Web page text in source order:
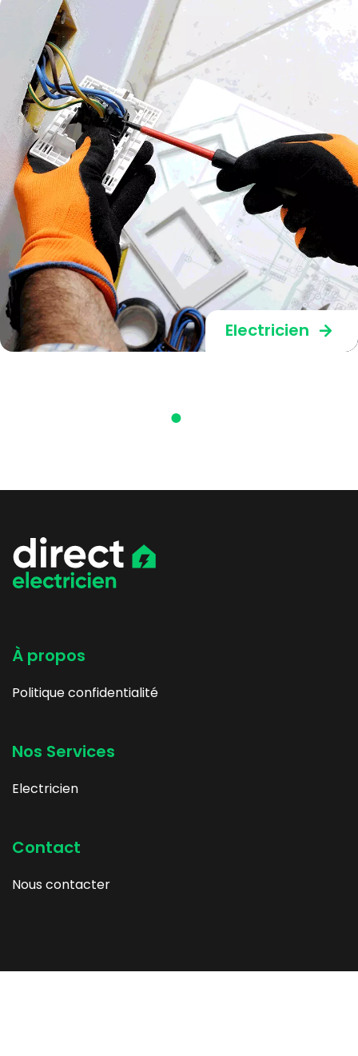
Electricien
À propos
Politique confidentialité
Nos Services
Electricien
Contact
Nous contacter